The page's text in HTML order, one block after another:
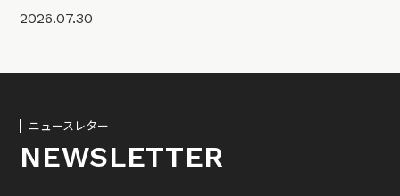
2026.07.30
ニュースレター
NEWSLETTER